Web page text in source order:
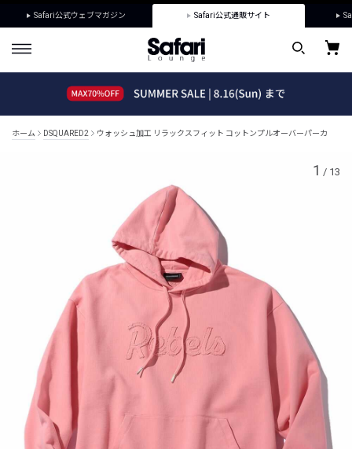
Safari公式ウェブマガジン Safari公式通販サイト
ホーム DSQUARED2 ウォッシュ加工 リラックスフィット コットンプルオーバーパーカ
1 / 13